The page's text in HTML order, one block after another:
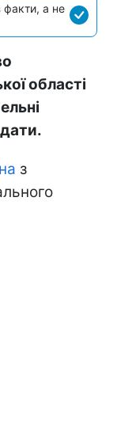
факти, а не
області
з